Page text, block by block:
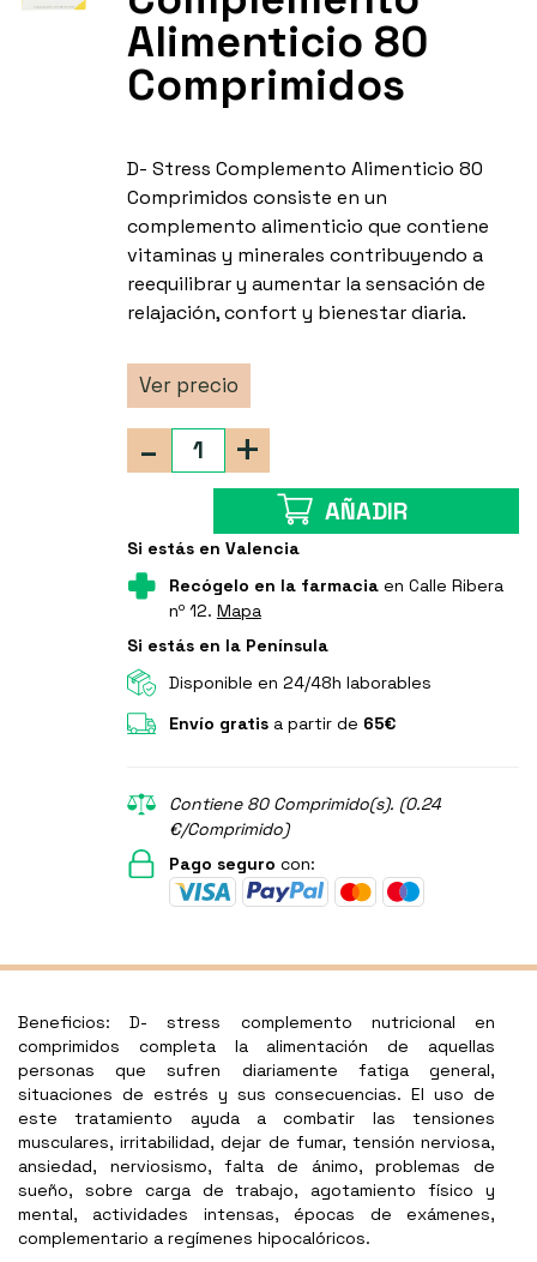
Alimenticio 80
Comprimidos
D- Stress Complemento Alimenticio 80
Comprimidos consiste en un
complemento alimenticio que contiene
vitaminas y minerales contribuyendo a
reequilibrar y aumentar la sensación de
relajación, confort y bienestar diaria.
Ver precio
+
-
AÑADIR
Si estás en Valencia
Recógelo en la farmaciaen Calle Ribera
nº 12. Mapa
Si estás en la Península
Disponible en 24/48h laborables
Envío gratisa partir de 65€
Contiene 80 Comprimido(s). (0.24
€/Comprimido)
Pago seguro con:
Beneficios: D- stress complemento nutricional en
comprimidos completa la alimentación de aquellas
personas que sufren diariamente fatiga general,
situaciones de estrés y sus consecuencias. El uso de
este tratamiento ayuda a combatir las tensiones
musculares, irritabilidad, dejar de fumar, tensión nerviosa,
ansiedad, nerviosismo, falta de ánimo, problemas de
sueño, sobre carga de trabajo, agotamiento físico y
mental, actividades intensas, épocas de exámenes,
complementario a regímenes hipocalóricos.